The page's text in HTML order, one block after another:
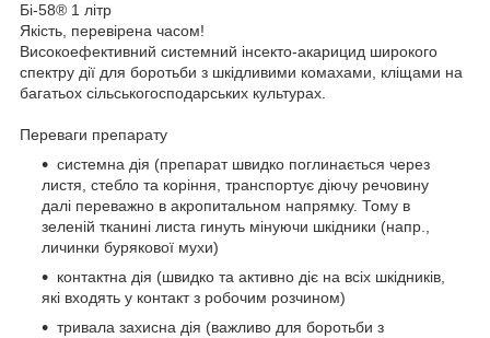
Бі-58® 1 літр
Якість, перевірена часом!
Високоефективний системний інсекто-акарицид широкого
спектру дії для боротьби з шкідливими комахами, кліщами на
багатьох сільськогосподарських культурах.
Переваги препарату
системна дія (препарат швидко поглинається через
листя, стебло та коріння, транспортує діючу речовину
далі переважно в акропитальном напрямку. Тому в
зеленій тканині листа гинуть мінуючи шкідники (напр.,
личинки бурякової мухи)
контактна дія (швидко та активно діє на всіх шкідників,
які входять у контакт з робочим розчином)
тривала захисна дія (важливо для боротьби з